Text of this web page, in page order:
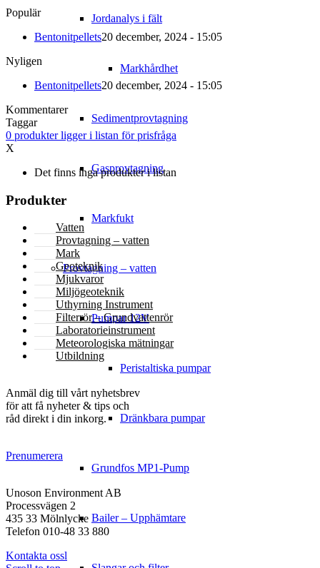
Jordanalys i fält
Markhårdhet
Sedimentprovtagning
Gasprovtagning
Markfukt
Provtagning – vatten
Pumpar 12V
Peristaltiska pumpar
Dränkbara pumpar
Grundfos MP1-Pump
Bailer – Upphämtare
Populär
Bentonitpellets20 december, 2024 - 15:05
Nyligen
Bentonitpellets20 december, 2024 - 15:05
Kommentarer
Taggar
0 produkterligger i listan för prisfråga
X
Det finns inga produkter i listan
Produkter
Vatten
Provtagning – vatten
Mark
Geoteknik
Mjukvaror
Miljögeoteknik
Uthyrning Instrument
Filterrör – Grundvattenrör
Laboratorieinstrument
Meteorologiska mätningar
Utbildning
Anmäl dig till vårt nyhetsbrev
för att få nyheter & tips och
råd direkt i din inkorg.
Prenumerera
Unoson Environment AB
Processvägen 2
435 33 Mölnlycke
Telefon 010-48 33 880
Kontakta ossl